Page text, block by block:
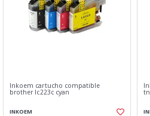
Inkoem cartucho compatible
brother lc223c cyan
INKOEM